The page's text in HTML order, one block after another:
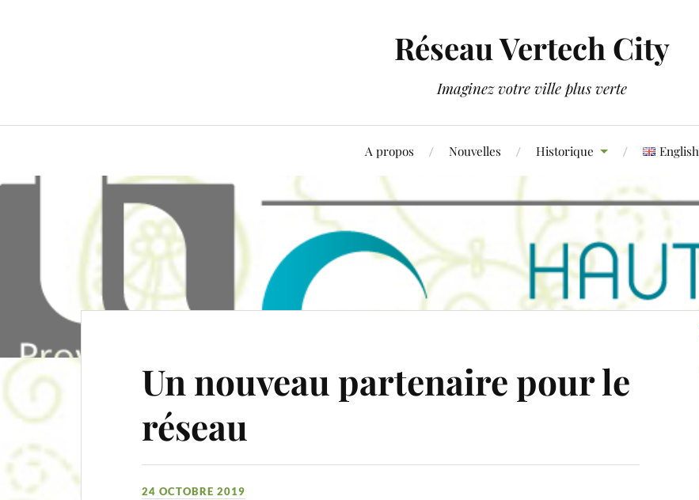
Réseau Vertech City
Imaginez votre ville plus verte
A propos Nouvelles Historique English
Un nouveau partenaire pour le
réseau
24 OCTOBRE 2019